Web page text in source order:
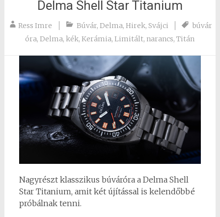
Delma Shell Star Titanium
Ress Imre Búvár,Delma,Hirek,Svájci
búvár
óra,Delma, kék,Kerámia,Limitált, narancs,Titán
Nagyrészt klasszikus búváróra a Delma Shell
Star Titanium, amit két újítással is kelendőbbé
próbálnak tenni.